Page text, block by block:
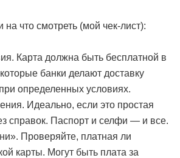
на что смотреть (мой чек-лист):
Карта должна быть бесплатной в
банки делают доставку
определенных условиях.
Идеально, если это простая
справок. Паспорт и селфи — и все.
Проверяйте, платная ли
карты. Могут быть плата за